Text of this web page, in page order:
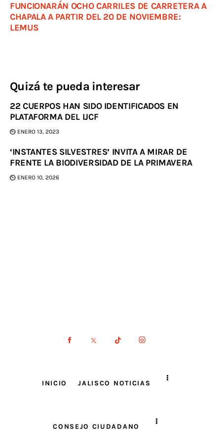
FUNCIONARÁN OCHO CARRILES DE CARRETERA A
CHAPALA A PARTIR DEL 20 DE NOVIEMBRE:
LEMUS
Quizá te pueda interesar
22 CUERPOS HAN SIDO IDENTIFICADOS EN
PLATAFORMA DEL IJCF
ENERO 13, 2023
‘INSTANTES SILVESTRES’ INVITA A MIRAR DE
FRENTE LA BIODIVERSIDAD DE LA PRIMAVERA
ENERO 10, 2026
INICIO JALISCO NOTICIAS
CONSEJO CIUDADANO